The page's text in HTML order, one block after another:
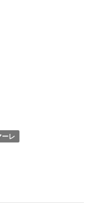
ーレ